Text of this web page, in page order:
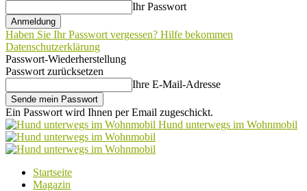
Ihr Passwort
Haben Sie Ihr Passwort vergessen? Hilfe bekommen
Datenschutzerklärung
Passwort-Wiederherstellung
Passwort zurücksetzen
Ihre E-Mail-Adresse
Ein Passwort wird Ihnen per Email zugeschickt.
Hund unterwegs im Wohnmobil
Startseite
Magazin